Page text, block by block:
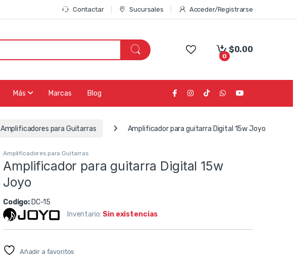
Contactar Sucursales Acceder/Registrarse
0
$0.00
Más Marcas Blog
Amplificadores para Guitarras Amplificador para guitarra Digital 15w Joyo
Amplificadores para Guitarras
Amplificador para guitarra Digital 15w
Joyo
Codigo: DC-15
Inventario: Sin existencias
Añadir a favoritos